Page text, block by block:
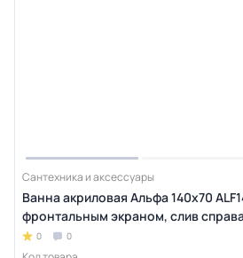
Сантехника и аксессуары
Ванна акриловая Альфа 140x70
фронтальным экраном, слив
0 0